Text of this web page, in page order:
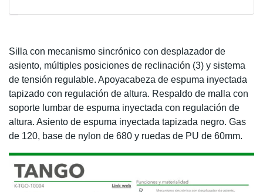
Silla con mecanismo sincrónico con desplazador de
asiento, múltiples posiciones de reclinación (3) y sistema
de tensión regulable. Apoyacabeza de espuma inyectada
tapizado con regulación de altura. Respaldo de malla con
soporte lumbar de espuma inyectada con regulación de
altura. Asiento de espuma inyectada tapizada negro. Gas
de 120, base de nylon de 680 y ruedas de PU de 60mm.